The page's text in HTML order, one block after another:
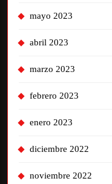
mayo 2023
abril 2023
marzo 2023
febrero 2023
enero 2023
diciembre 2022
noviembre 2022